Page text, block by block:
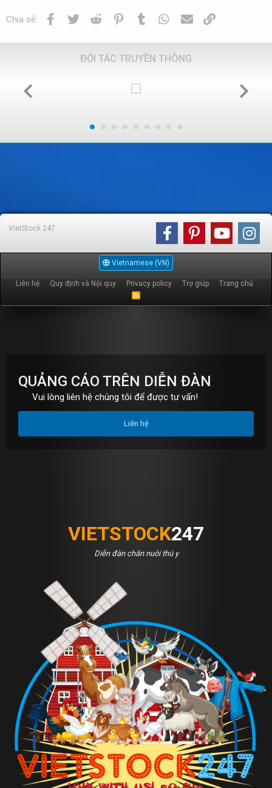
Chia sẻ: Facebook
Twitter Reddit PinterestTumblr WhatsApp
Email
ĐỐI TÁC TRUYỀN THÔNG
VietStock 247
Vietnamese (VN)
Liên hệ Quy định và Nội quy Privacy policy Trợ giúp Trang chủ
R
QUẢNG CÁO TRÊN DIỄN ĐÀN
Vui lòng liên hệ chúng tôi để được tư vấn!
Liên hệ
VIETSTOCK247
Diễn đàn chăn nuôi thú y